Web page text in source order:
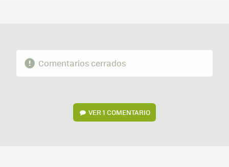
Comentarios cerrados
VER1 COMENTARIO